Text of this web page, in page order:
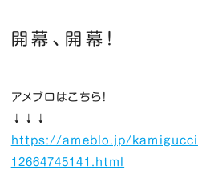
開幕、開幕！
アメブロはこちら！
↓↓↓
https://ameblo.jp/
12664745141.html